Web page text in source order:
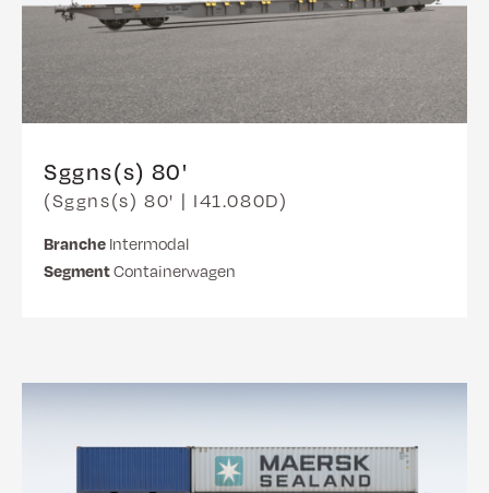
Sggns(s) 80'
(Sggns(s) 80' | I41.080D)
Branche Intermodal
SegmentContainerwagen